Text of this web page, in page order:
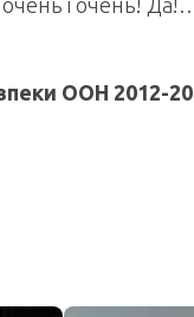
очень і очень!
ООН 2012-